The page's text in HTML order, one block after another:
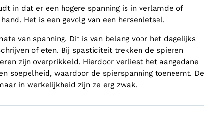
in dat er een hogere spanning is in verlamde of
Het is een gevolg van een hersenletsel.
van spanning. Dit is van belang voor het dagelijks
of eten. Bij spasticiteit trekken de spieren
zijn overprikkeld. Hierdoor verliest het aangedane
soepelheid, waardoor de spierspanning toeneemt. De
in werkelijkheid zijn ze erg zwak.